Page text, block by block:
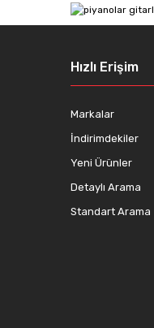
Ürün
Ürün
Hızlı Erişim
Markalar
İndirimdekiler
Yeni Ürünler
Detaylı Arama
Standart Arama